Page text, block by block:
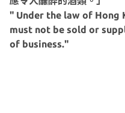
" Under the law of
must not be sold or
of business."